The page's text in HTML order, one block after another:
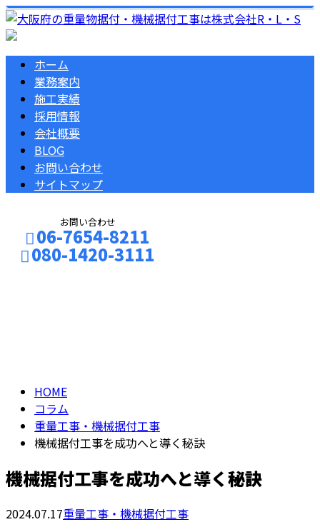
ホーム
業務案内
施工実績
採用情報
会社概要
BLOG
お問い合わせ
サイトマップ
お問い合わせ
06-7654-8211
080-1420-3111
HOME
コラム
重量工事・機械据付工事
機械据付工事を成功へと導く秘訣
機械据付工事を成功へと導く秘訣
2024.07.17重量工事・機械据付工事